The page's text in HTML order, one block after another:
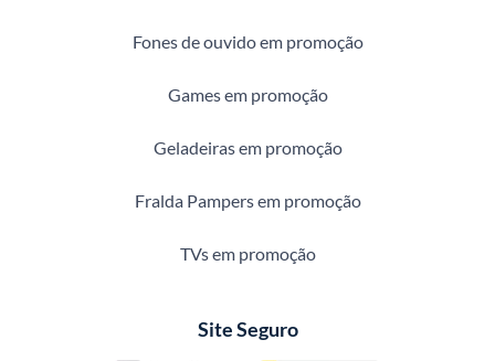
Fones de ouvido em promoção
Games em promoção
Geladeiras em promoção
Fralda Pampers em promoção
TVs em promoção
Site Seguro